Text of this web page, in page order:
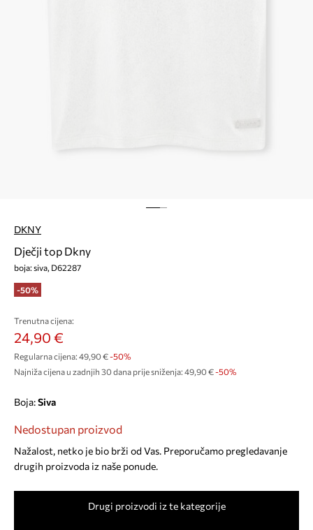
DKNY
Dječji top Dkny
boja: siva, D62287
-50%
Trenutna cijena:
24,90 €
Regularna cijena: 49,90 €-50%
Najniža cijena u zadnjih 30 dana prije sniženja: 49,90 € -50%
Boja: siva
Nedostupan proizvod
Nažalost, netko je bio brži od Vas. Preporučamo pregledavanje
drugih proizvoda iz naše ponude.
Drugi proizvodi iz te kategorije